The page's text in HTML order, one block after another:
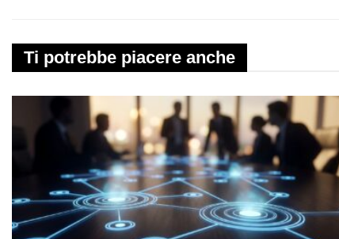
Ti potrebbe piacere anche